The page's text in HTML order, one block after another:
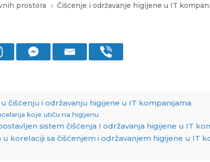
prostora 5 Čišćenje i održavanje higijene u IT
čišćenju i održavanju higijene u IT kompanijama
koje utiču na higijenu
sistem čišćenja I održavanja higijene u IT
korelaciji sa čišćenjem i održavanjem higijene u IT